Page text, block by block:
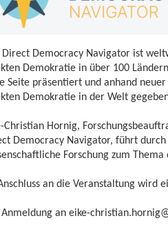
Direct Democracy Navigator ist
Demokratie in über 100
Seite präsentiert und anhand
Demokratie in der Welt
Christian Hornig,
Democracy Navigator, führt
Forschung zum
an die Veranstaltung wird
an eike-